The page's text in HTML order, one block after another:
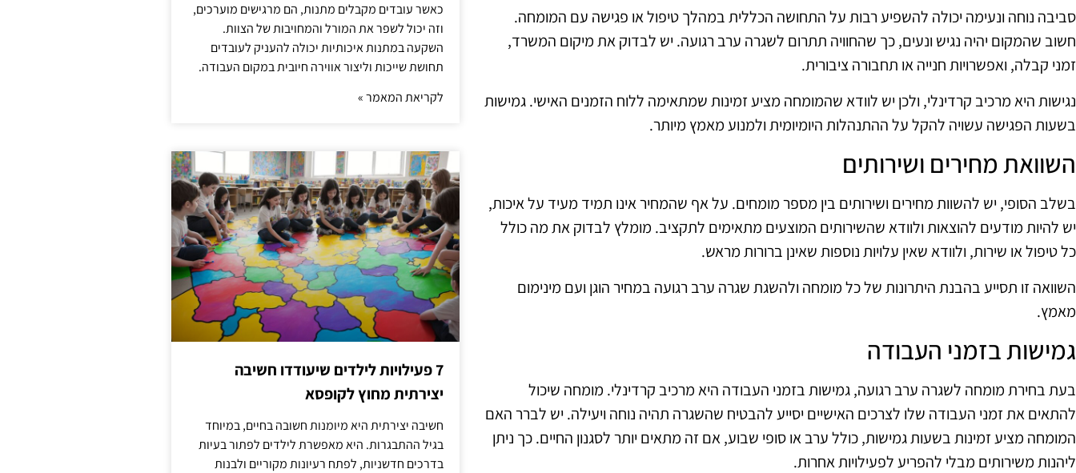
סביבה נוחה ונעימה יכולה להשפיע רבות על התחושה הכללית במהלך טיפול או פגישה עם המומחה.
חשוב שהמקום יהיה נגיש ונעים, כך שהחוויה תתרום לשגרה ערב רגועה. יש לבדוק את מיקום המשרד,
זמני קבלה, ואפשרויות חנייה או תחבורה ציבורית.
נגישות היא מרכיב קרדינלי, ולכן יש לוודא שהמומחה מציע זמינות שמתאימה ללוח הזמנים האישי. גמישות
בשעות הפגישה עשויה להקל על ההתנהלות היומיומית ולמנוע מאמץ מיותר.
השוואת מחירים ושירותים
בשלב הסופי, יש להשוות מחירים ושירותים בין מספר מומחים. על אף שהמחיר אינו תמיד מעיד על איכות,
יש להיות מודעים להוצאות ולוודא שהשירותים המוצעים מתאימים לתקציב. מומלץ לבדוק את מה כולל
כל טיפול או שירות, ולוודא שאין עלויות נוספות שאינן ברורות מראש.
השוואה זו תסייע בהבנת היתרונות של כל מומחה ולהשגת שגרה ערב רגועה במחיר הוגן ועם מינימום
מאמץ.
גמישות בזמני העבודה
בעת בחירת מומחה לשגרה ערב רגועה, גמישות בזמני העבודה היא מרכיב קרדינלי. מומחה שיכול
להתאים את זמני העבודה שלו לצרכים האישיים יסייע להבטיח שהשגרה תהיה נוחה ויעילה. יש לברר האם
המומחה מציע זמינות בשעות גמישות, כולל ערב או סופי שבוע, אם זה מתאים יותר לסגנון החיים. כך ניתן
ליהנות משירותים מבלי להפריע לפעילויות אחרות.
כאשר עובדים מקבלים מתנות, הם מרגישים מוערכים,
וזה יכול לשפר את המורל והמחויבות של הצוות.
השקעה במתנות איכותיות יכולה להעניק לעובדים
תחושת שייכות וליצור אווירה חיובית במקום העבודה.
לקריאת המאמר »
7 פעילויות לילדים שיעודדו חשיבה
יצירתית מחוץ לקופסא
חשיבה יצירתית היא מיומנות חשובה בחיים, במיוחד
בגיל ההתבגרות. היא מאפשרת לילדים לפתור בעיות
בדרכים חדשניות, לפתח רעיונות מקוריים ולבנות